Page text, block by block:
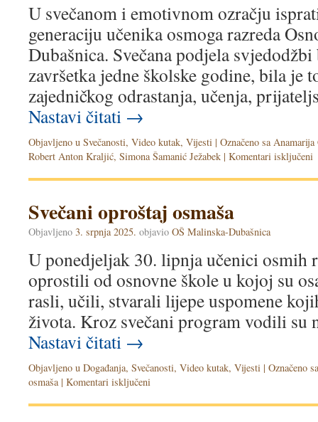
U svečanom i emotivnom ozračju
generaciju učenika osmoga razreda
Dubašnica. Svečana podjela
završetka jedne školske godine, bila je
zajedničkog odrastanja, učenja,
Nastavi čitati →
Objavljeno u Svečanosti, Video kutak, Vijesti | Označeno sa Anamarija
Robert Anton Kraljić, Simona Šamanić Ježabek | Komentari isključeni
Svečani oproštaj osmaša
Objavljeno 3. srpnja 2025. objavio OŠ Malinska-Dubašnica
U ponedjeljak 30. lipnja učenici osmih
oprostili od osnovne škole u kojoj su
rasli, učili, stvarali lijepe uspomene
života. Kroz svečani program vodili su
Nastavi čitati →
Objavljeno u Događanja, Svečanosti, Video kutak, Vijesti | Označeno sa
osmaša | Komentari isključeni